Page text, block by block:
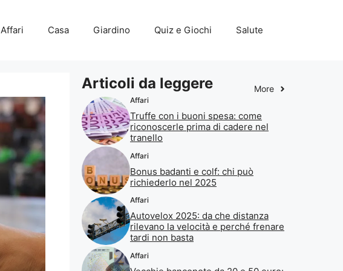
Affari Casa Giardino Quiz e Giochi Salute
Articoli da leggere More
Affari
Truffe con i buoni spesa: come
riconoscerle prima di cadere nel
tranello
Affari
Bonus badanti e colf: chi può
richiederlo nel 2025
Affari
Autovelox 2025: da che distanza
rilevano la velocità e perché frenare
tardi non basta
Affari